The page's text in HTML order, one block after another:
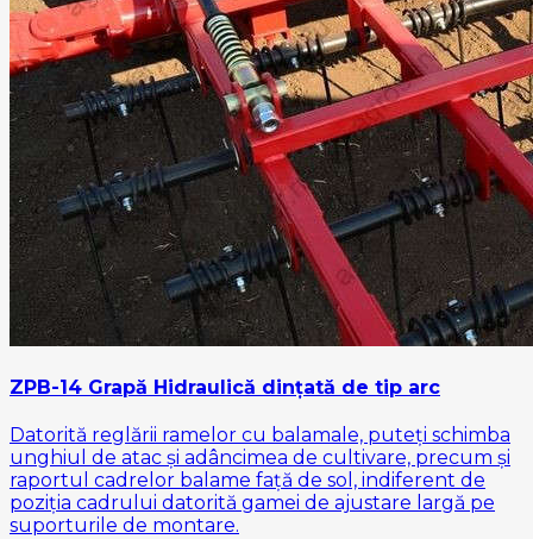
ZPB-14 Grapă Hidraulică dințată de tip arc
Datorită reglării ramelor cu balamale, puteți schimba
unghiul de atac și adâncimea de cultivare, precum și
raportul cadrelor balame față de sol, indiferent de
poziția cadrului datorită gamei de ajustare largă pe
suporturile de montare.